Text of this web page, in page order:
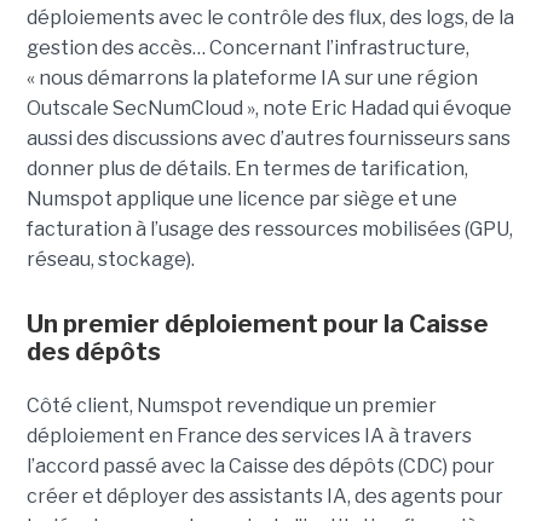
déploiements avec le contrôle des flux, des logs, de la
gestion des accès… Concernant l’infrastructure,
« nous démarrons la plateforme IA sur une région
Outscale SecNumCloud », note Eric Hadad qui évoque
aussi des discussions avec d’autres fournisseurs sans
donner plus de détails. En termes de tarification,
Numspot applique une licence par siège et une
facturation à l’usage des ressources mobilisées (GPU,
réseau, stockage).
Un premier déploiement pour la Caisse
des dépôts
Côté client, Numspot revendique un premier
déploiement en France des services IA à travers
l’accord passé avec la Caisse des dépôts (CDC) pour
créer et déployer des assistants IA, des agents pour